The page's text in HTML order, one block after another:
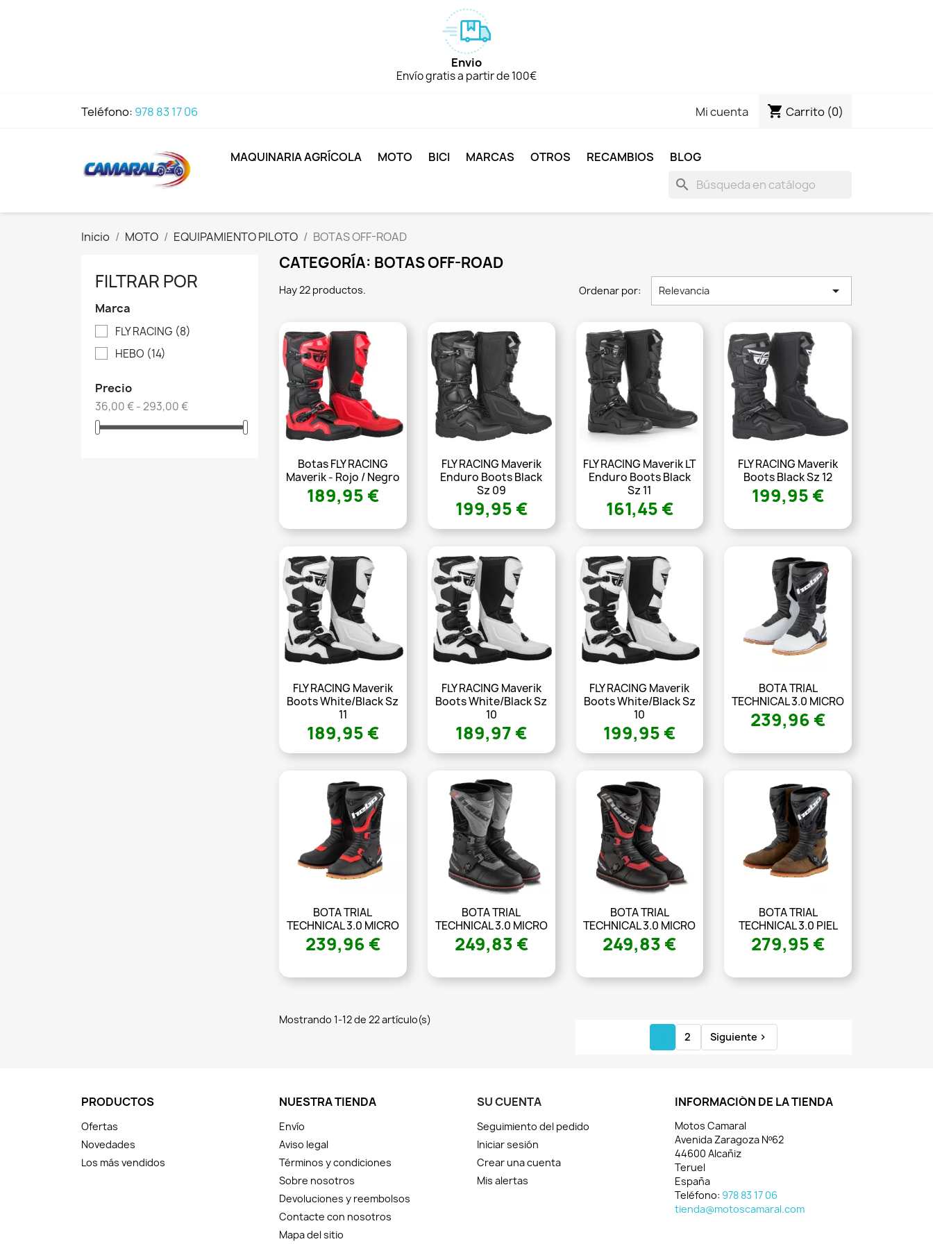
Envio
Envío gratis a partir de 100€
Teléfono: 978 83 17 06 Mi cuenta shopping_cart Carrito (0)
MAQUINARIA AGRÍCOLA MOTO BICI MARCAS OTROS RECAMBIOS BLOG
search
Inicio MOTO EQUIPAMIENTO PILOTO BOTAS OFF-ROAD
FILTRAR POR
Marca
FLY RACING (8)
HEBO (14)
Precio
36,00 € - 293,00 €
CATEGORÍA: BOTAS OFF-ROAD
Hay 22 productos. Ordenar por: Relevancia 
Botas FLY RACING
Maverik - Rojo / Negro
189,95 €
FLY RACING Maverik
Enduro Boots Black
Sz 09
199,95 €
FLY RACING Maverik LT
Enduro Boots Black
Sz 11
161,45 €
FLY RACING Maverik
Boots Black Sz 12
199,95 €
FLY RACING Maverik
Boots White/Black Sz
11
189,95 €
FLY RACING Maverik
Boots White/Black Sz
10
189,97 €
FLY RACING Maverik
Boots White/Black Sz
10
199,95 €
BOTA TRIAL
TECHNICAL 3.0 MICRO
239,96 €
BOTA TRIAL
TECHNICAL 3.0 MICRO
239,96 €
BOTA TRIAL
TECHNICAL 3.0 MICRO
249,83 €
BOTA TRIAL
TECHNICAL 3.0 MICRO
249,83 €
BOTA TRIAL
TECHNICAL 3.0 PIEL
279,95 €
Mostrando 1-12 de 22 artículo(s)
2 Siguiente 
PRODUCTOS
Ofertas
Novedades
Los más vendidos
NUESTRA TIENDA
Envío
Aviso legal
Términos y condiciones
Sobre nosotros
Devoluciones y reembolsos
Contacte con nosotros
Mapa del sitio
SU CUENTA
Seguimiento del pedido
Iniciar sesión
Crear una cuenta
Mis alertas
INFORMACIÓN DE LA TIENDA
Motos Camaral
Avenida Zaragoza Nº62
44600 Alcañiz
Teruel
España
Teléfono: 978 83 17 06
tienda@motoscamaral.com